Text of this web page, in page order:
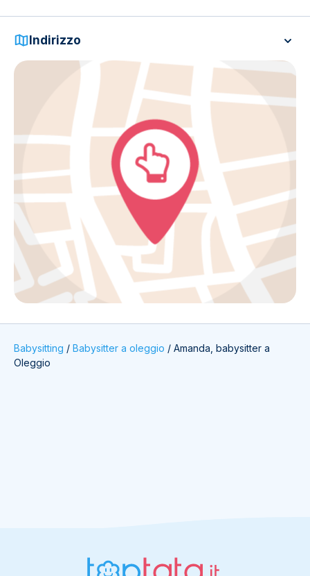
Indirizzo
Babysitting / Babysitter a oleggio / Amanda, babysitter a
Oleggio